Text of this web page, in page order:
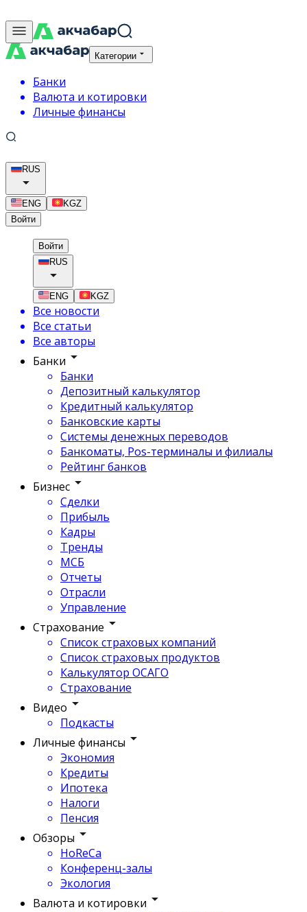
Категории
Банки
Валюта и котировки
Личные финансы
RUS
ENG
KGZ
Войти
Войти
RUS
ENG KGZ
Все новости
Все статьи
Все авторы
Банки
Банки
Депозитный калькулятор
Кредитный калькулятор
Банковские карты
Системы денежных переводов
Банкоматы, Pos-терминалы и филиалы
Рейтинг банков
Бизнес
Сделки
Прибыль
Кадры
Тренды
МСБ
Отчеты
Отрасли
Управление
Страхование
Список страховых компаний
Список страховых продуктов
Калькулятор ОСАГО
Страхование
Видео
Подкасты
Личные финансы
Экономия
Кредиты
Ипотека
Налоги
Пенсия
Обзоры
HoReCa
Конференц-залы
Экология
Валюта и котировки